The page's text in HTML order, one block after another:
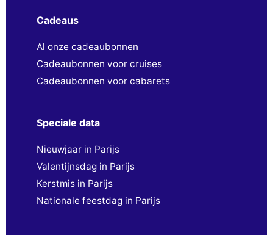
Cadeaus
Al onze cadeaubonnen
Cadeaubonnen voor cruises
Cadeaubonnen voor cabarets
Speciale data
Nieuwjaar in Parijs
Valentijnsdag in Parijs
Kerstmis in Parijs
Nationale feestdag in Parijs